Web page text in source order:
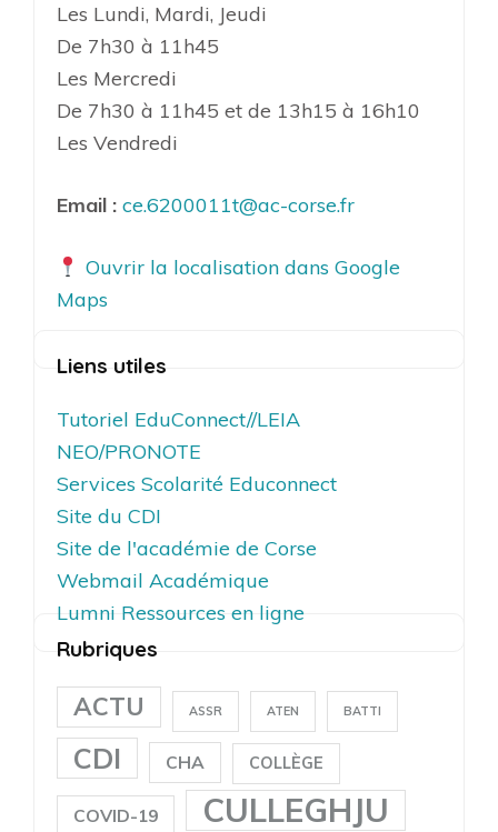
Les Lundi, Mardi, Jeudi
De 7h30 à 11h45
Les Mercredi
De 7h30 à 11h45 et de 13h15 à 16h10
Les Vendredi
Email : ce.6200011t@ac-corse.fr
Ouvrir la localisation dans Google
Maps
Liens utiles
Tutoriel EduConnect//LEIA
NEO/PRONOTE
Services Scolarité Educonnect
Site du CDI
Site de l'académie de Corse
Webmail Académique
Lumni Ressources en ligne
Rubriques
ACTU ASSR ATEN BATTI
CDI CHA COLLÈGE
COVID-19 CULLEGHJU